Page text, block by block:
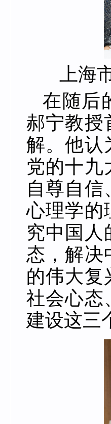
上海
在随后
郝宁教授
解。他认
党的十九
自尊自
心理学的
究中国人
态，解决
的伟大复
社会心态
建设这三